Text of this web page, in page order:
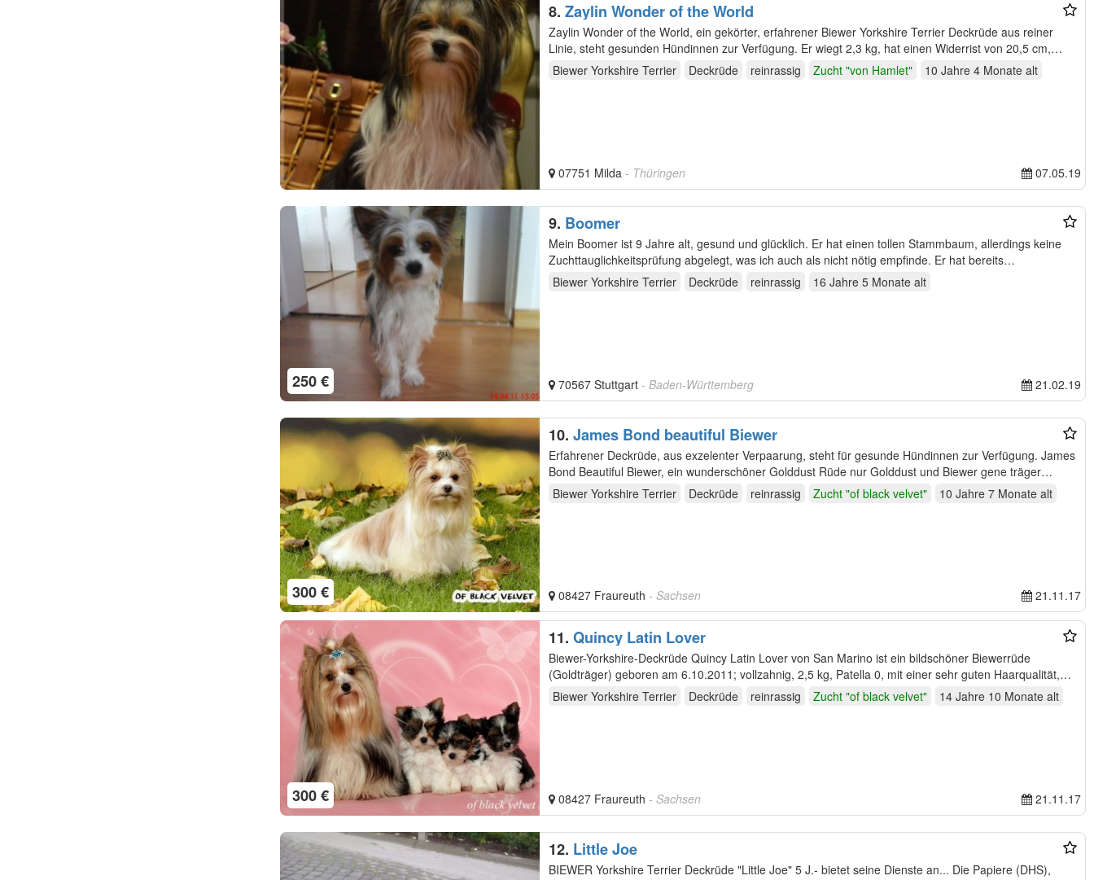
8. Zaylin Wonder of the World
Zaylin Wonder of the World, ein gekörter, erfahrener Biewer Yorkshire Terrier Deckrüde aus reiner
Linie, steht gesunden Hündinnen zur Verfügung. Er wiegt 2,3 kg, hat einen Widerrist von 20,5 cm,…
Biewer Yorkshire Terrier
Deckrüde reinrassig Zucht "von Hamlet" 10 Jahre 4 Monate alt
07751 Milda - Thüringen 07.05.19
9. Boomer
250 €
Mein Boomer ist 9 Jahre alt, gesund und glücklich. Er hat einen tollen Stammbaum, allerdings keine
Zuchttauglichkeitsprüfung abgelegt, was ich auch als nicht nötig empfinde. Er hat bereits…
Biewer Yorkshire Terrier
Deckrüde reinrassig 16 Jahre 5 Monate alt
70567 Stuttgart - Baden-Württemberg 21.02.19
10. James Bond beautiful Biewer
300 €
Erfahrener Deckrüde, aus exzelenter Verpaarung, steht für gesunde Hündinnen zur Verfügung. James
Bond Beautiful Biewer, ein wunderschöner Golddust Rüde nur Golddust und Biewer gene träger
(ohne…
Biewer Yorkshire Terrier Deckrüde reinrassig Zucht "of black velvet" 10 Jahre 7 Monate alt
08427 Fraureuth - Sachsen 21.11.17
11. Quincy Latin Lover
300 €
Biewer-Yorkshire-Deckrüde Quincy Latin Lover von San Marino ist ein bildschöner Biewerrüde
(Goldträger) geboren am 6.10.2011; vollzahnig, 2,5 kg, Patella 0, mit einer sehr guten Haarqualität,
einem…
Biewer Yorkshire Terrier Deckrüde reinrassig Zucht "of black velvet" 14 Jahre 10 Monate alt
08427 Fraureuth - Sachsen 21.11.17
12. Little Joe
BIEWER Yorkshire Terrier Deckrüde "Little Joe" 5 J.- bietet seine Dienste an... Die Papiere (DHS),